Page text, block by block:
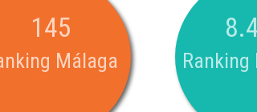
145
Málaga Ranking